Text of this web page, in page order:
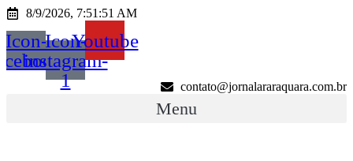
Ir
conteúdo
8/9/2026, 7:51:51 AM
Icon-Icon-
instagram-
1
Youtube
contato@jornalararaquara.com.br
Menu